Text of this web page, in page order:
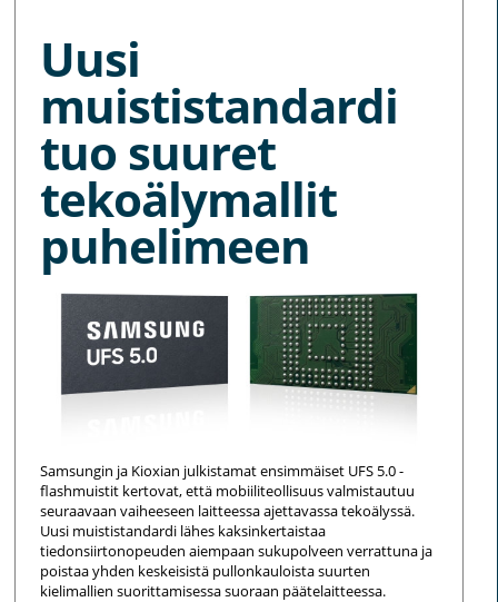
Uusi
muististandardi
tuo suuret
tekoälymallit
puhelimeen
Samsungin ja Kioxian julkistamat ensimmäiset UFS 5.0 -
flashmuistit kertovat, että mobiiliteollisuus valmistautuu
seuraavaan vaiheeseen laitteessa ajettavassa tekoälyssä.
Uusi muististandardi lähes kaksinkertaistaa
tiedonsiirtonopeuden aiempaan sukupolveen verrattuna ja
poistaa yhden keskeisistä pullonkauloista suurten
kielimallien suorittamisessa suoraan päätelaitteessa.